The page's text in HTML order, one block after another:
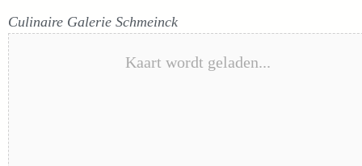
Culinaire Galerie Schmeinck
Kaart wordt geladen...